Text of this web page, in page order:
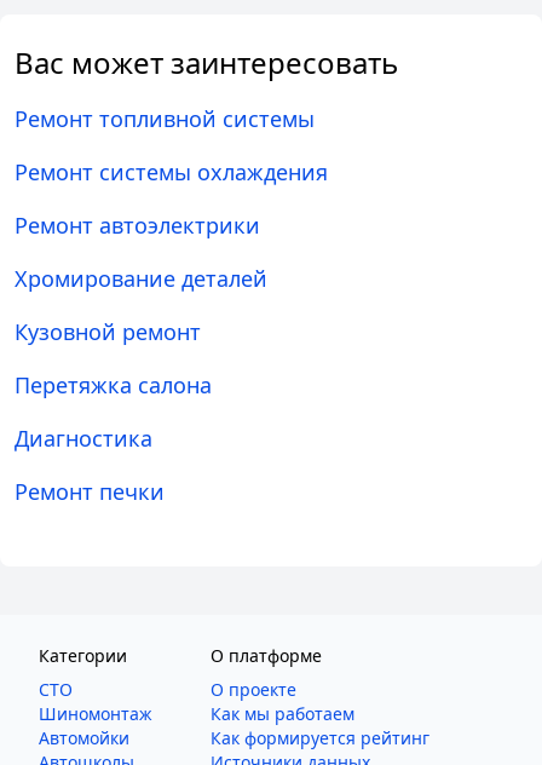
Вас может заинтересовать
Ремонт топливной системы
Ремонт системы охлаждения
Ремонт автоэлектрики
Хромирование деталей
Кузовной ремонт
Перетяжка салона
Диагностика
Ремонт печки
Категории
СТО
Шиномонтаж
Автомойки
О платформе
О проекте
Как мы работаем
Как формируется рейтинг